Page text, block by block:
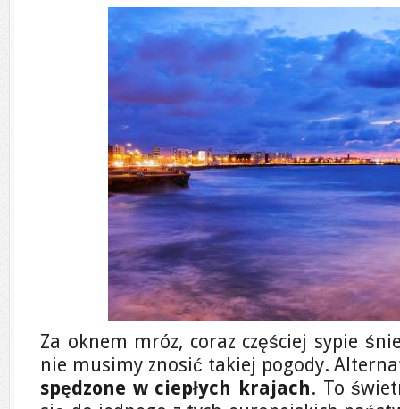
Za oknem mróz, coraz częściej sypie
nie musimy znosić takiej pogody.
spędzone w ciepłych krajach. To